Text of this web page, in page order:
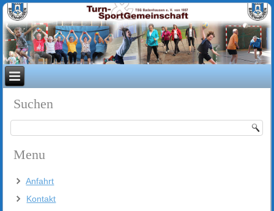
Suchen
Menu
Anfahrt
Kontakt